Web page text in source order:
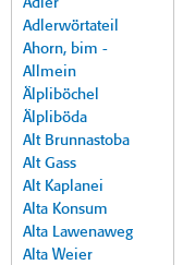
Adler
Adlerwörtateil
Ahorn, bim -
Allmein
Älpliböchel
Älpliböda
Alt Brunnastoba
Alt Gass
Alt Kaplanei
Alta Konsum
Alta Lawenaweg
Alta Weier